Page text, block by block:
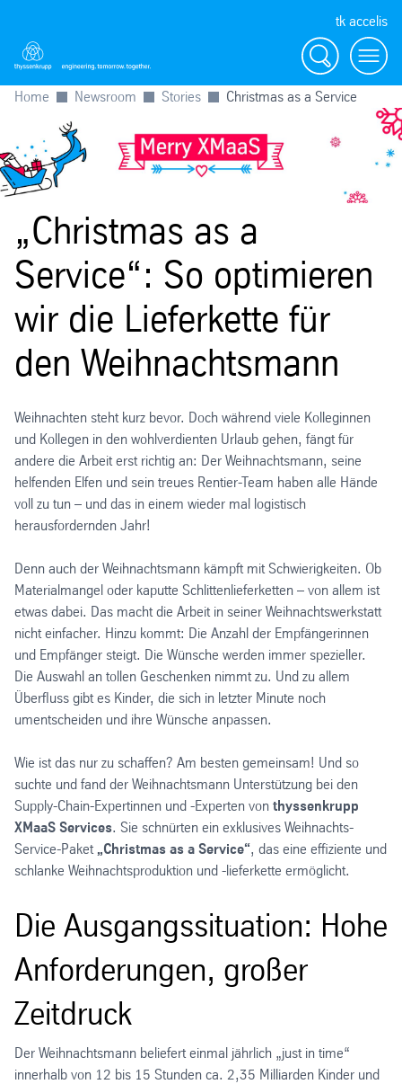
tk accelis
Suche
Menü
Home Newsroom Stories Christmas as a Service
„Christmas as a
Service“: So optimieren
wir die Lieferkette für
den Weihnachtsmann
Weihnachten steht kurz bevor. Doch während viele Kolleginnen
und Kollegen in den wohlverdienten Urlaub gehen, fängt für
andere die Arbeit erst richtig an: Der Weihnachtsmann, seine
helfenden Elfen und sein treues Rentier-Team haben alle Hände
voll zu tun – und das in einem wieder mal logistisch
herausfordernden Jahr!
Denn auch der Weihnachtsmann kämpft mit Schwierigkeiten. Ob
Materialmangel oder kaputte Schlittenlieferketten – von allem ist
etwas dabei. Das macht die Arbeit in seiner Weihnachtswerkstatt
nicht einfacher. Hinzu kommt: Die Anzahl der Empfängerinnen
und Empfänger steigt. Die Wünsche werden immer spezieller.
Die Auswahl an tollen Geschenken nimmt zu. Und zu allem
Überfluss gibt es Kinder, die sich in letzter Minute noch
umentscheiden und ihre Wünsche anpassen.
Wie ist das nur zu schaffen? Am besten gemeinsam! Und so
suchte und fand der Weihnachtsmann Unterstützung bei den
Supply-Chain-Expertinnen und -Experten von thyssenkrupp
XMaaS Services. Sie schnürten ein exklusives Weihnachts-
Service-Paket „Christmas as a Service“, das eine effiziente und
schlanke Weihnachtsproduktion und -lieferkette ermöglicht.
Die Ausgangssituation: Hohe
Anforderungen, großer
Zeitdruck
Der Weihnachtsmann beliefert einmal jährlich „just in time“
innerhalb von 12 bis 15 Stunden ca. 2,35 Milliarden Kinder und